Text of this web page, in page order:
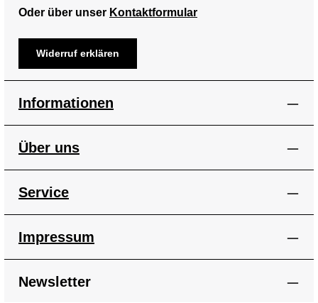
Oder über unser Kontaktformular
Widerruf erklären
Informationen
Über uns
Service
Impressum
Newsletter